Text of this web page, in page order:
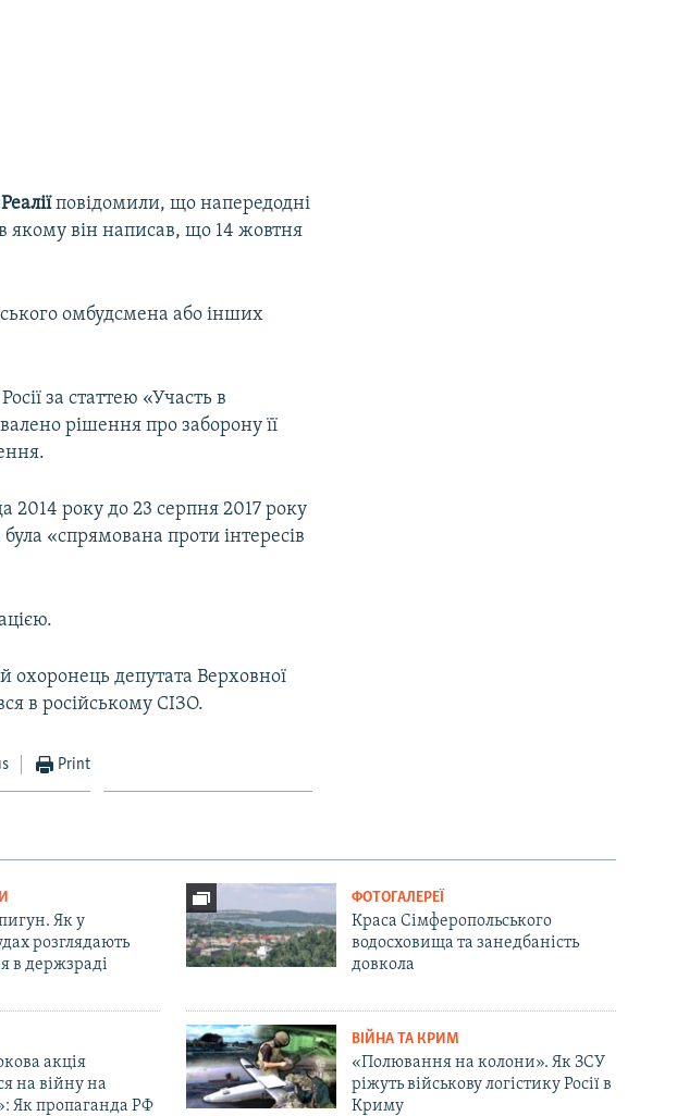
повідомили, що напередодні
якому він написав, що 14 жовтня
омбудсмена або інших
за статтею «Участь в
рішення про заборону її
2014 року до 23 серпня 2017 року
«спрямована проти інтересів
охоронець депутата Верховної
в російському СІЗО.
Print
Як у
розглядають
в держзраді
ФОТОГАЛЕРЕЇ
Краса Сімферопольського
водосховища та занедбаність
довкола
акція
на війну на
Як пропаганда РФ
ВІЙНА ТА КРИМ
«Полювання на колони». Як ЗСУ
ріжуть військову логістику Росії в
Криму